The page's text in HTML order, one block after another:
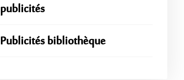
publicités
Publicités bibliothèque